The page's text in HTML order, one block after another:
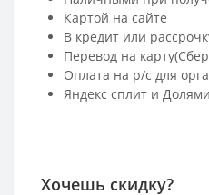
Картой на сайте
В кредит или
Перевод на
Оплата на р/c для
Яндекс сплит и Долями
Хочешь скидку?